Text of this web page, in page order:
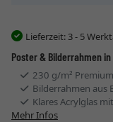
Lieferzeit: 3 - 5
Poster & Bilderrahmen
230 g/m²
Bilderrahmen aus
Klares Acrylglas
Mehr Infos